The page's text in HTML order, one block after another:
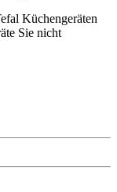
Küchengeräten
Sie nicht